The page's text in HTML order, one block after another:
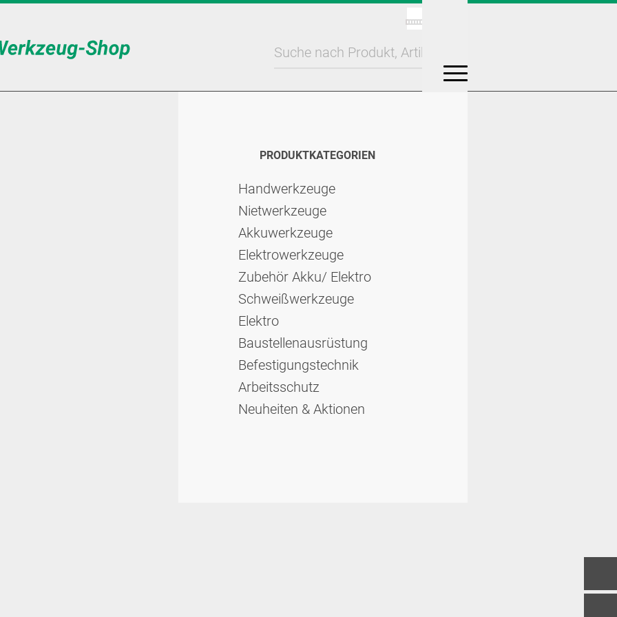
PRODUKTKATEGORIEN
Hand­werk­zeuge
Niet­werk­zeuge
Akkuwerkzeuge
Elektro­werk­zeuge
Zubehör Akku/ Elektro
Schweiß­werk­zeuge
Elektro
Bau­stellen­aus­rüstung
Befesti­gungs­technik
Arbeits­schutz
Neuheiten & Aktionen